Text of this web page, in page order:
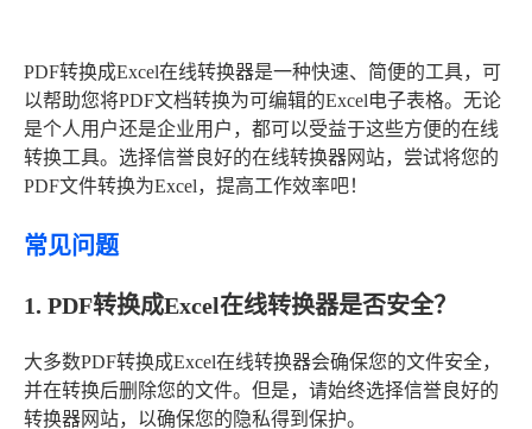
PDF转换成Excel在线转换器是一种快速、简便的工具，可
以帮助您将PDF文档转换为可编辑的Excel电子表格。无论
是个人用户还是企业用户，都可以受益于这些方便的在线
转换工具。选择信誉良好的在线转换器网站，尝试将您的
PDF文件转换为Excel，提高工作效率吧！
常见问题
1. PDF转换成Excel在线转换器是否安全？
大多数PDF转换成Excel在线转换器会确保您的文件安全，
并在转换后删除您的文件。但是，请始终选择信誉良好的
转换器网站，以确保您的隐私得到保护。